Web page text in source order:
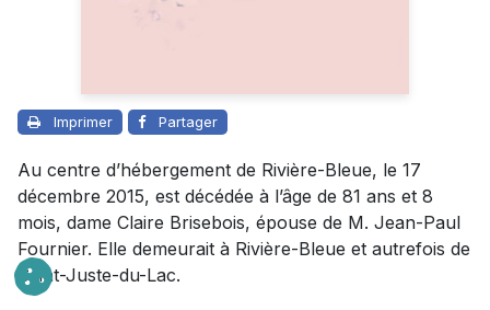
Imprimer Partager
Au centre d’hébergement de Rivière-Bleue, le 17
décembre 2015, est décédée à l’âge de 81 ans et 8
mois, dame Claire Brisebois, épouse de M. Jean-Paul
Fournier. Elle demeurait à Rivière-Bleue et autrefois de
Saint-Juste-du-Lac.